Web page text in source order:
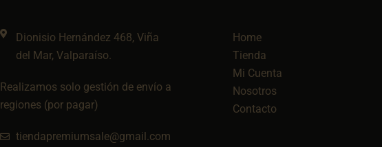
Dionisio Hernández 468, Viña
del Mar, Valparaíso.
Realizamos solo gestión de envío a
regiones (por pagar)
tiendapremiumsale@gmail.com
Home
Tienda
Mi Cuenta
Nosotros
Contacto